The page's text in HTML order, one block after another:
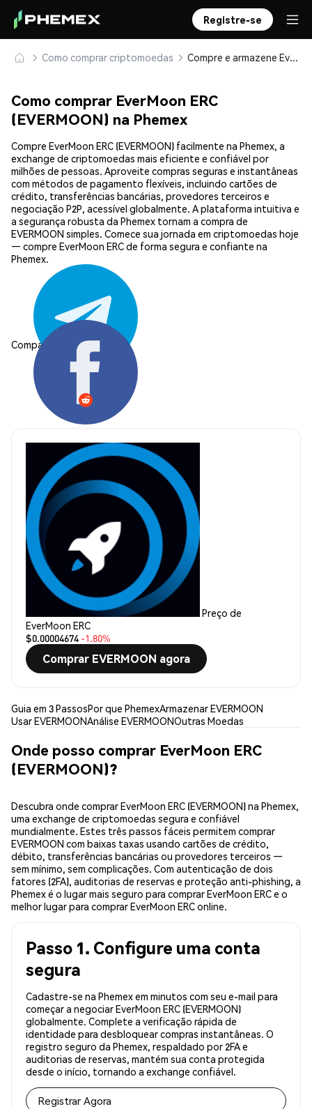
Registre-se
Como comprar criptomoedas Compre e armazene EverMoon ERC (EVERMOON) com segurança
Como comprar EverMoon ERC
(EVERMOON) na Phemex
Compre EverMoon ERC (EVERMOON) facilmente na Phemex, a
exchange de criptomoedas mais eficiente e confiável por
milhões de pessoas. Aproveite compras seguras e instantâneas
com métodos de pagamento flexíveis, incluindo cartões de
crédito, transferências bancárias, provedores terceiros e
negociação P2P, acessível globalmente. A plataforma intuitiva e
a segurança robusta da Phemex tornam a compra de
EVERMOON simples. Comece sua jornada em criptomoedas hoje
— compre EverMoon ERC de forma segura e confiante na
Phemex.
Compartilhar:
Preço de
EverMoon ERC
$0.00004674 -1.80%
Comprar EVERMOON agora
Guia em 3 PassosPor que PhemexArmazenar EVERMOON
Usar EVERMOONAnálise EVERMOONOutras Moedas
Onde posso comprar EverMoon ERC
(EVERMOON)?
Descubra onde comprar EverMoon ERC (EVERMOON) na Phemex,
uma exchange de criptomoedas segura e confiável
mundialmente. Estes três passos fáceis permitem comprar
EVERMOON com baixas taxas usando cartões de crédito,
débito, transferências bancárias ou provedores terceiros —
sem mínimo, sem complicações. Com autenticação de dois
fatores (2FA), auditorias de reservas e proteção anti-phishing, a
Phemex é o lugar mais seguro para comprar EverMoon ERC e o
melhor lugar para comprar EverMoon ERC online.
Passo 1. Configure uma conta
segura
Cadastre-se na Phemex em minutos com seu e-mail para
começar a negociar EverMoon ERC (EVERMOON)
globalmente. Complete a verificação rápida de
identidade para desbloquear compras instantâneas. O
registro seguro da Phemex, respaldado por 2FA e
auditorias de reservas, mantém sua conta protegida
desde o início, tornando a exchange confiável.
Registrar Agora